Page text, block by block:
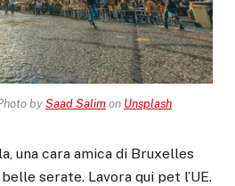
by Saad Salim on Unsplash
una cara amica di Bruxelles
serate. Lavora qui pet l’UE.